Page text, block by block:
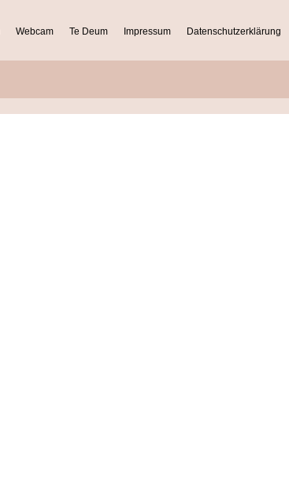
Webcam Te Deum Impressum Datenschutzerklärung